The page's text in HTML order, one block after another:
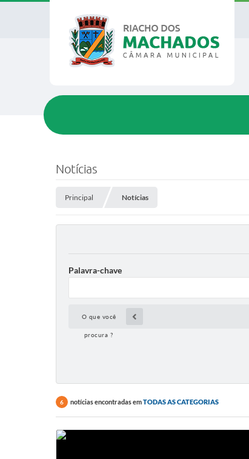
Notícias
Principal Notícias
Palavra-chave
O que você
procura ?
6 notícias encontradas emTODAS AS CATEGORIAS